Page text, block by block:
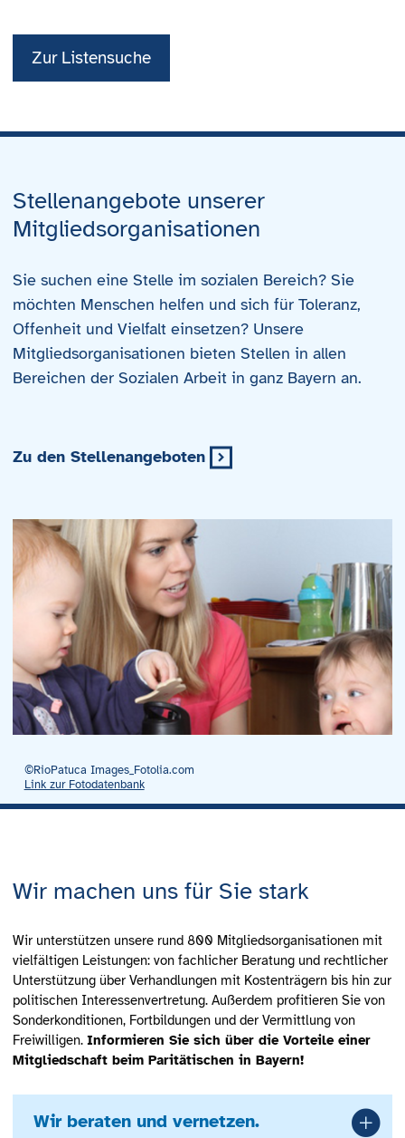
powered by
Zur Listensuche
Stellenangebote unserer
Mitgliedsorganisationen
Sie suchen eine Stelle im sozialen Bereich? Sie
möchten Menschen helfen und sich für Toleranz,
Offenheit und Vielfalt einsetzen? Unsere
Mitgliedsorganisationen bieten Stellen in allen
Bereichen der Sozialen Arbeit in ganz Bayern an.
Zu den Stellenangeboten
©RioPatuca Images_Fotolia.com
Link zur Fotodatenbank
Wir machen uns für Sie stark
Wir unterstützen unsere rund 800 Mitgliedsorganisationen mit
vielfältigen Leistungen: von fachlicher Beratung und rechtlicher
Unterstützung über Verhandlungen mit Kostenträgern bis hin zur
politischen Interessenvertretung. Außerdem profitieren Sie von
Sonderkonditionen, Fortbildungen und der Vermittlung von
Freiwilligen. Informieren Sie sich über die Vorteile einer
Mitgliedschaft beim Paritätischen in Bayern!
Wir beraten und vernetzen.